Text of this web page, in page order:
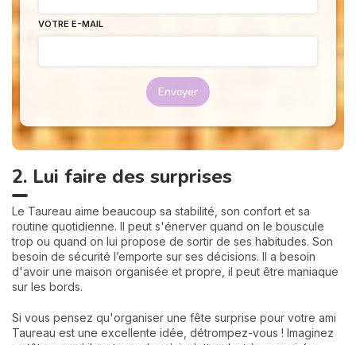
VOTRE E-MAIL
Envoyer
2. Lui faire des surprises
Le Taureau aime beaucoup sa stabilité, son confort et sa
routine quotidienne. Il peut s'énerver quand on le bouscule
trop ou quand on lui propose de sortir de ses habitudes. Son
besoin de sécurité l’emporte sur ses décisions. Il a besoin
d'avoir une maison organisée et propre, il peut être maniaque
sur les bords.
Si vous pensez qu'organiser une fête surprise pour votre ami
Taureau est une excellente idée, détrompez-vous ! Imaginez